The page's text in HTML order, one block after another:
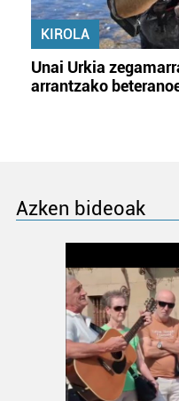
KIROLA
Unai Urkia
arrantzako
Azken bideoak